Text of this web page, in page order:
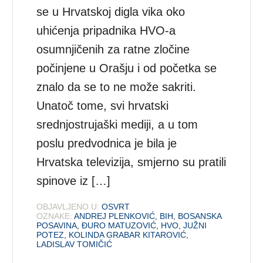
se u Hrvatskoj digla vika oko
uhićenja pripadnika HVO-a
osumnjičenih za ratne zločine
počinjene u Orašju i od početka se
znalo da se to ne može sakriti.
Unatoč tome, svi hrvatski
srednjostrujaški mediji, a u tom
poslu predvodnica je bila je
Hrvatska televizija, smjerno su pratili
spinove iz […]
OBJAVLJENO U: OSVRT
OZNAKE: ANDREJ PLENKOVIĆ BIH
BOSANSKA
POSAVINA ,ĐURO MATUZOVIĆ HVO ,JUŽNI
POTEZ
KOLINDA GRABAR KITAROVIĆ
LADISLAV TOMIČIĆ